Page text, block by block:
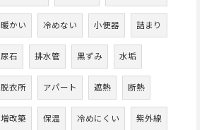
暖かい 冷めない 小便器 詰まり
尿石 排水管 黒ずみ 水垢
脱衣所 アパート 遮熱 断熱
増改築 保温 冷めにくい 紫外線